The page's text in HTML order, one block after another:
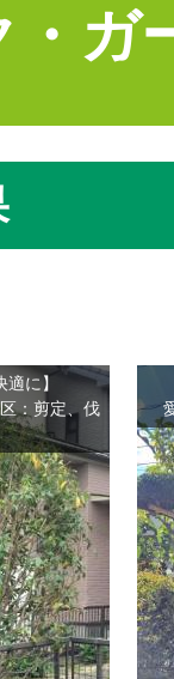
・ガ
適に】
：剪定、伐